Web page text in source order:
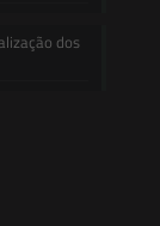
dos